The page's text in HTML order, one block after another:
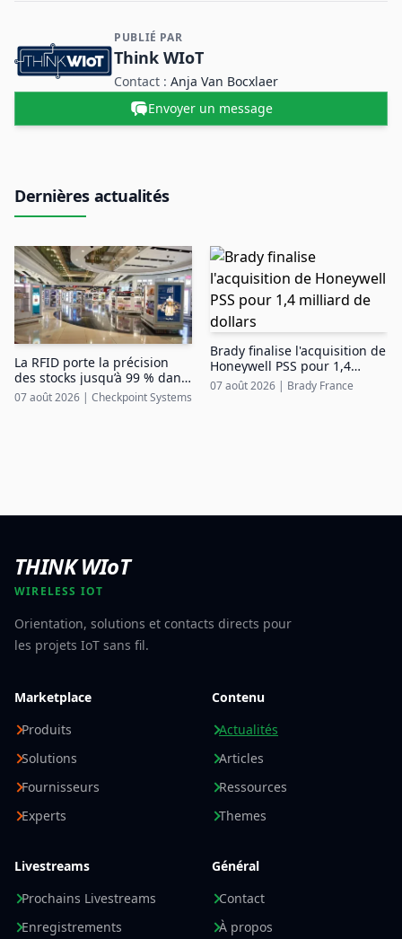
Contact et informations sur l'entreprise
PUBLIÉ PAR
Think WIoT
Contact :Anja Van Bocxlaer
Envoyer un message
Dernières actualités
La RFID porte la précision
des stocks jusqu’à 99 % dans
le duty free aéroportuaire
07 août 2026 | Checkpoint Systems
Brady finalise l'acquisition de
Honeywell PSS pour 1,4
milliard de dollars
07 août 2026 | Brady France
THINK WIoT
WIRELESS IOT
Orientation, solutions et contacts directs pour
les projets IoT sans fil.
Marketplace
Produits
Solutions
Fournisseurs
Experts
Contenu
Actualités
Articles
Ressources
Themes
Livestreams
Prochains Livestreams
Enregistrements
Général
Contact
À propos